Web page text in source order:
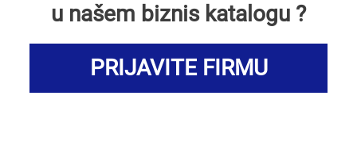
u našem biznis katalogu ?
PRIJAVITE FIRMU